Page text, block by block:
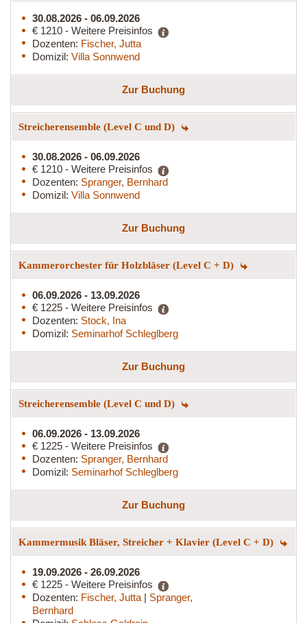
30.08.2026 - 06.09.2026
€ 1210 - Weitere Preisinfos
Dozenten: Fischer, Jutta
Domizil: Villa Sonnwend
Zur Buchung
Streicherensemble (Level C und D)
30.08.2026 - 06.09.2026
€ 1210 - Weitere Preisinfos
Dozenten: Spranger, Bernhard
Domizil: Villa Sonnwend
Zur Buchung
Kammerorchester für Holzbläser (Level C + D)
06.09.2026 - 13.09.2026
€ 1225 - Weitere Preisinfos
Dozenten: Stock, Ina
Domizil: Seminarhof Schleglberg
Zur Buchung
Streicherensemble (Level C und D)
06.09.2026 - 13.09.2026
€ 1225 - Weitere Preisinfos
Dozenten: Spranger, Bernhard
Domizil: Seminarhof Schleglberg
Zur Buchung
Kammermusik Bläser, Streicher + Klavier (Level C + D)
19.09.2026 - 26.09.2026
€ 1225 - Weitere Preisinfos
Dozenten: Fischer, Jutta | Spranger,
Bernhard